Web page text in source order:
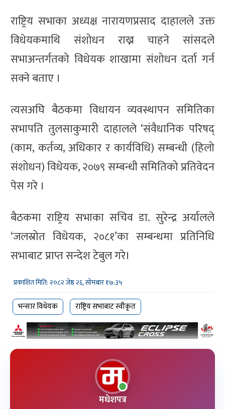
राष्ट्रिय सभाका अध्यक्ष नारायणप्रसाद दाहालले उक्त
विधेयकमाथि संशोधन राख्न चाहने सांसदले
सभाअन्तर्गतको विधेयक शाखामा संशोधन दर्ता गर्न
सक्ने बताए ।
त्यसअघि बैठकमा विधायन व्यवस्थापन समितिका
सभापति तुलसाकुमारी दाहालले ‘संवैधानिक परिषद्
(काम, कर्तव्य, अधिकार र कार्यविधि) सम्बन्धी (हिलो
संशोधन) विधेयक, २०७९ सम्बन्धी समितिको प्रतिवेदन
पेस गरे ।
बैठकमा राष्ट्रिय सभाका सचिव डा. सुरेन्द्र अर्यालले
‘जलस्रोत विधेयक, २०८१’का सम्बन्धमा प्रतिनिधि
सभाबाट प्राप्त सन्देश टेबुल गरे।
प्रकाशित मिति: २०८२ जेष्ठ २६, सोमबार १७:३५
भन्सार विधेयक राष्ट्रिय सभाबाट स्वीकृत
मधेशपत्र